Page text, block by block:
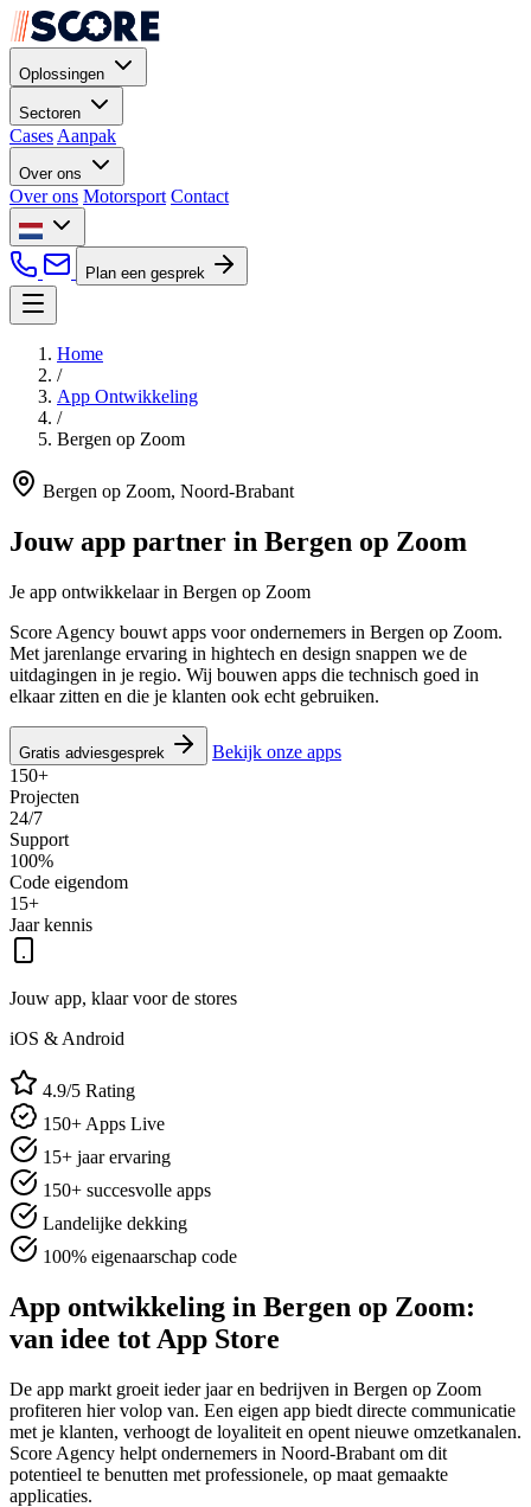
Oplossingen
Sectoren
Cases Aanpak
Over ons
Over ons Motorsport Contact
Plan een gesprek
Home
/
App Ontwikkeling
/
Bergen op Zoom
Bergen op Zoom, Noord-Brabant
Jouw app partner in Bergen op Zoom
Je app ontwikkelaar in Bergen op Zoom
Score Agency bouwt apps voor ondernemers in Bergen op Zoom.
Met jarenlange ervaring in hightech en design snappen we de
uitdagingen in je regio. Wij bouwen apps die technisch goed in
elkaar zitten en die je klanten ook echt gebruiken.
Gratis adviesgesprek
Bekijk onze apps
150+
Projecten
24/7
Support
100%
Code eigendom
15+
Jaar kennis
Jouw app, klaar voor de stores
iOS & Android
4.9/5 Rating
150+ Apps Live
15+ jaar ervaring
150+ succesvolle apps
Landelijke dekking
100% eigenaarschap code
App ontwikkeling in Bergen op Zoom:
van idee tot App Store
De app markt groeit ieder jaar en bedrijven in Bergen op Zoom
profiteren hier volop van. Een eigen app biedt directe communicatie
met je klanten, verhoogt de loyaliteit en opent nieuwe omzetkanalen.
Score Agency helpt ondernemers in Noord-Brabant om dit
potentieel te benutten met professionele, op maat gemaakte
applicaties.